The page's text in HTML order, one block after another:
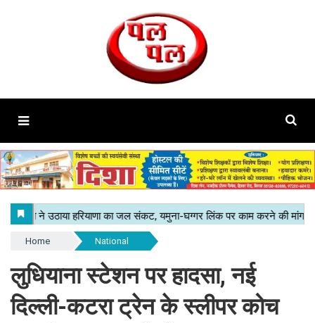
Home National
लुधियाना स्टेशन पर हादसा, नई
दिल्ली-कटरा ट्रेन के स्लीपर कोच